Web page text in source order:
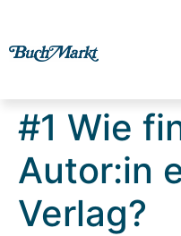
#1 Wie
Autor:in
Verlag?